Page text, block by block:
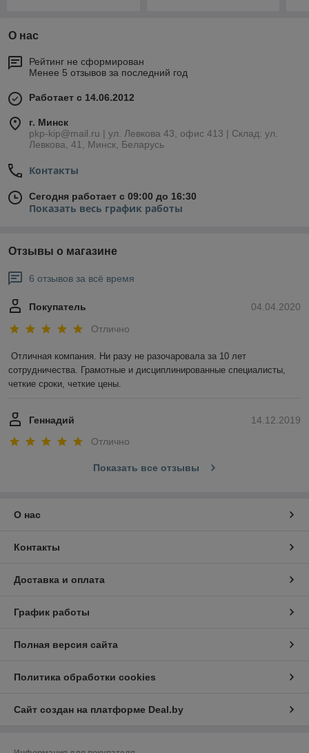
О нас
Рейтинг не сформирован
Менее 5 отзывов за последний год
Работает с 14.06.2012
г. Минск
pkp-kip@mail.ru | ул. Левкова 43, офис 413 | Склад: ул.
Левкова, 41, Минск, Беларусь
Контакты
Сегодня работает с 09:00 до 16:30
Показать весь график работы
Отзывы о магазине
6 отзывов за всё время
04.04.2020
Покупатель
Отлично
Отличная компания. Ни разу не разочаровала за 10 лет
сотрудничества. Грамотные и дисциплинированные специалисты,
четкие сроки, четкие цены.
14.12.2019
Геннадий
Отлично
Показать все отзывы
О нас
Контакты
Доставка и оплата
График работы
Полная версия сайта
Политика обработки cookies
Сайт создан на платформе Deal.by